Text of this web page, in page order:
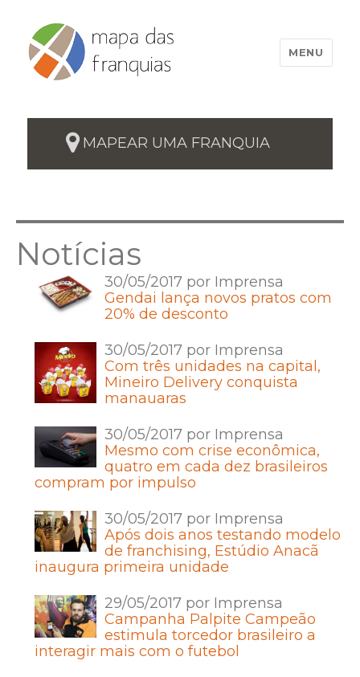
MENU
MAPEAR UMA FRANQUIA
Notícias
30/05/2017 por Imprensa
Gendai lança novos pratos com
20% de desconto
30/05/2017 por Imprensa
Com três unidades na capital,
Mineiro Delivery conquista
manauaras
30/05/2017 por Imprensa
Mesmo com crise econômica,
quatro em cada dez brasileiros
compram por impulso
30/05/2017 por Imprensa
Após dois anos testando modelo
de franchising, Estúdio Anacã
inaugura primeira unidade
29/05/2017 por Imprensa
Campanha Palpite Campeão
estimula torcedor brasileiro a
interagir mais com o futebol